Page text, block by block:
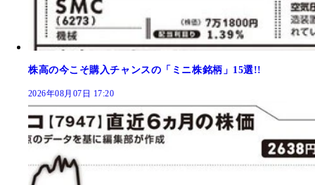
株高の今こそ購入チャンスの「ミニ株銘柄」15選!!
2026年08月07日 17:20